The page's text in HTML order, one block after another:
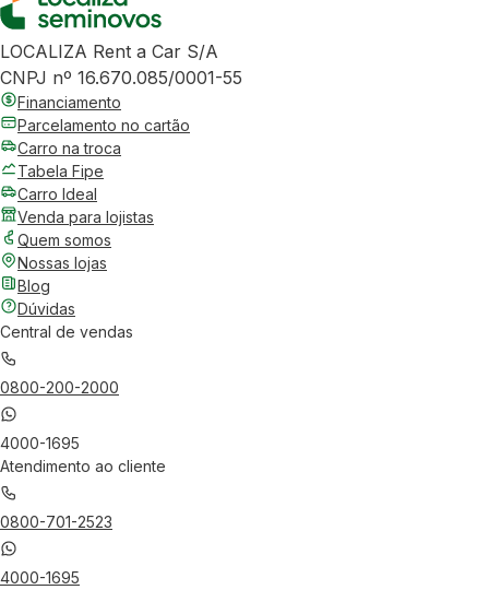
LOCALIZA Rent a Car S/A
CNPJ nº 16.670.085/0001-55
Financiamento
Parcelamento no cartão
Carro na troca
Tabela Fipe
Carro Ideal
Venda para lojistas
Quem somos
Nossas lojas
Blog
Dúvidas
Central de vendas
0800-200-2000
4000-1695
Atendimento ao cliente
0800-701-2523
4000-1695